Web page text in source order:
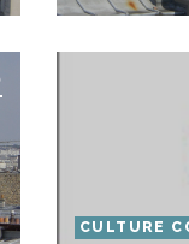
CULTURE